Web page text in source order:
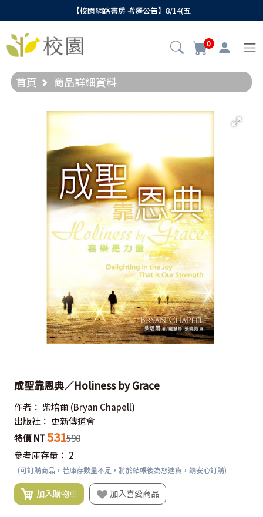
【校園網路書房 搬遷公告】8/14(五
0
首頁 商品詳細資料
成聖靠恩典／Holiness by Grace
作者： 柴培爾 (Bryan Chapell)
出版社： 更新傳道會
特價 NT531590
參考庫存量： 2
(可訂購商品，若庫存數量不足，將於結帳後為您進貨，請安心訂購)
加入購物車 加入喜愛商品